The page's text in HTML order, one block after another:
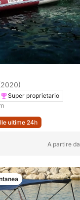
Super proprietario
ultime 24h
A partire da